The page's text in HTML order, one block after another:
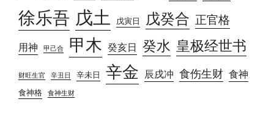
徐乐吾 戊土 戊寅日 戊癸合 正官格
用神 甲己合 甲木 癸亥日 癸水 皇极经世书
财旺生官 辛丑日 辛未日 辛金 辰戌冲 食伤生财 食神
食神格 食神生财